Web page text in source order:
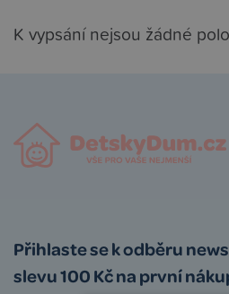
K vypsání nejsou žádné
Přihlaste se k odběru
slevu 100 Kč na první